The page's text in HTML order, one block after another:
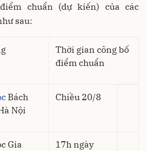
chuẩn (dự kiến) của các
sau:
Thời gian công bố
điểm chuẩn
Bách
Nội
Chiều 20/8
Gia
17h ngày